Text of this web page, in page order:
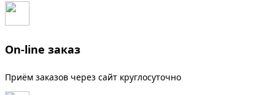
On-line заказ
Приём заказов через сайт круглосуточно